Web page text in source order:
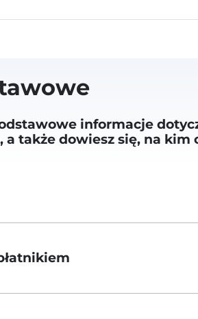
informacje
także dowiesz się, na kim